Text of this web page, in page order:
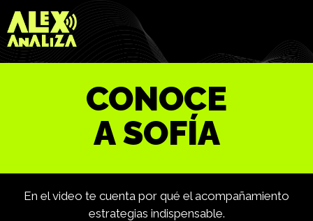
CONOCE
A SOFÍA
En el video te cuenta por qué el acompañamiento
estrategias indispensable.